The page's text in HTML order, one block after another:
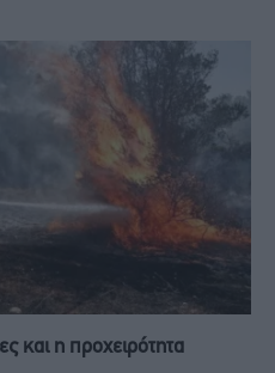
και η προχειρότητα